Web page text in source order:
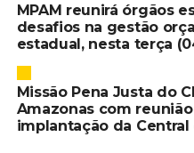
MPAM reunirá órgãos
desafios na gestão
estadual, nesta terça
Missão Pena Justa do
Amazonas com
implantação da